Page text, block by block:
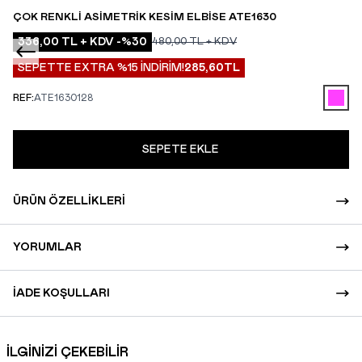
ÇOK RENKLI ASIMETRIK KESIM ELBISE ATE1630
336,00 TL + KDV -%30 480,00TL + KDV
SEPETTE EXTRA %15 İNDİRİM!285,60TL
REF:ATE1630128
SEPETE EKLE
ÜRÜN ÖZELLIKLERI
YORUMLAR
İADE KOŞULLARI
İLGİNİZİ ÇEKEBİLİR